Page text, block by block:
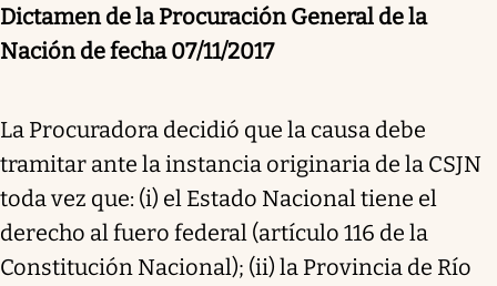
Dictamen de la Procuración General de la
Nación de fecha 07/11/2017
La Procuradora decidió que la causa debe
tramitar ante la instancia originaria de la CSJN
toda vez que: (i) el Estado Nacional tiene el
derecho al fuero federal (artículo 116 de la
Constitución Nacional); (ii) la Provincia de Río